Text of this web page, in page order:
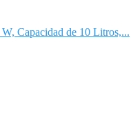
Capacidad de 10 Litros,...